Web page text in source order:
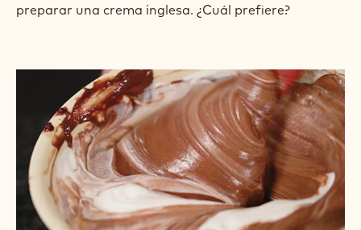
preparar una crema inglesa. ¿Cuál prefiere?